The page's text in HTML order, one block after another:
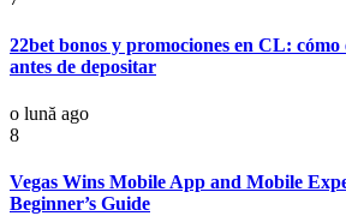
22bet bonos y promociones en CL:
antes de depositar
o lună ago
8
Vegas Wins Mobile App and Mobile
Beginner’s Guide